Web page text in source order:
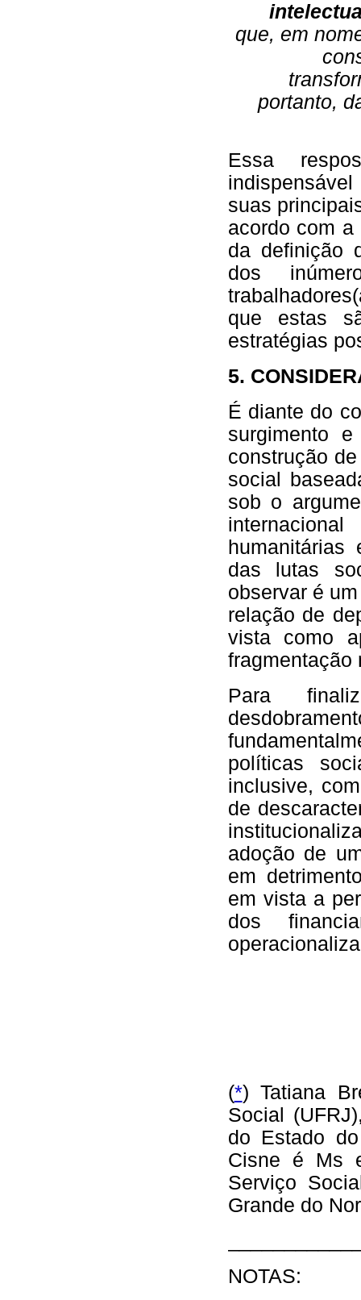
que, em
portanto,
Essa
suas
acordo com
da definição
dos
que estas
estratégias
5.
É diante do
surgimento
construção
social
sob o
das lutas
observar é
relação de
vista como
fragmentação
Para
políticas
inclusive,
de
adoção de
em
em vista a
dos
(*) Tatiana
Social
do Estado
Cisne é Ms
Serviço
Grande do
NOTAS: